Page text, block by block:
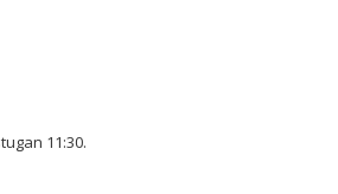
11:30.